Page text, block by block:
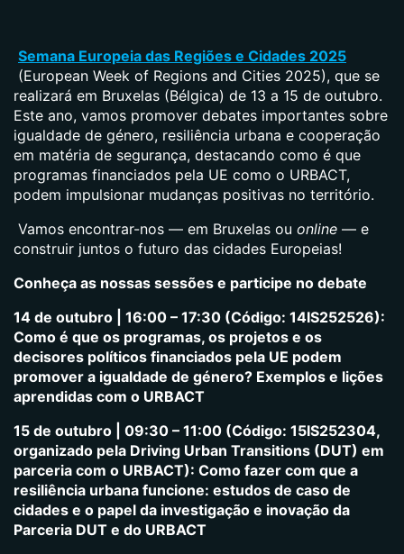
Semana Europeia das Regiões e Cidades 2025
(European Week of Regions and Cities 2025), que se
realizará em Bruxelas (Bélgica) de 13 a 15 de outubro.
Este ano, vamos promover debates importantes sobre
igualdade de género, resiliência urbana e cooperação
em matéria de segurança, destacando como é que
programas financiados pela UE como o URBACT,
podem impulsionar mudanças positivas no território.
Vamos encontrar-nos — em Bruxelas ou online — e
construir juntos o futuro das cidades Europeias!
Conheça as nossas sessões e participe no debate
14 de outubro | 16:00 – 17:30 (Código: 14IS252526):
Como é que os programas, os projetos e os
decisores políticos financiados pela UE podem
promover a igualdade de género? Exemplos e lições
aprendidas com o URBACT
15 de outubro | 09:30 – 11:00 (Código: 15IS252304,
organizado pela Driving Urban Transitions (DUT) em
parceria com o URBACT): Como fazer com que a
resiliência urbana funcione: estudos de caso de
cidades e o papel da investigação e inovação da
Parceria DUT e do URBACT